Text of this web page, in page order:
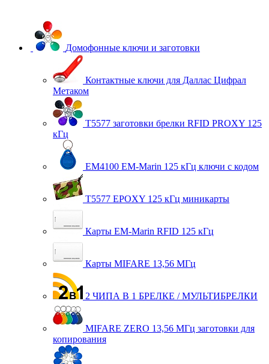
Домофонные ключи и заготовки
Контактные ключи для Даллас Цифрал
Метаком
T5577 заготовки брелки RFID PROXY 125
кГц
EM4100 EM-Marin 125 кГц ключи с кодом
T5577 EPOXY 125 кГц миникарты
Карты EM-Marin RFID 125 кГц
Карты MIFARE 13,56 МГц
2 ЧИПА В 1 БРЕЛКЕ / МУЛЬТИБРЕЛКИ
MIFARE ZERO 13,56 МГц заготовки для
копирования